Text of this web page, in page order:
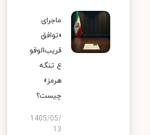
ماجرای
«توافق
قریب‌الوقو
ع تنگه
هرمز»
چیست؟
1405/05/
13